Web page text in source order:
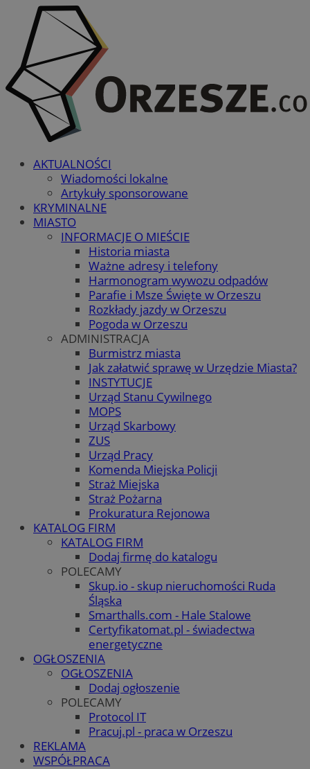
AKTUALNOŚCI
Wiadomości lokalne
Artykuły sponsorowane
KRYMINALNE
MIASTO
INFORMACJE O MIEŚCIE
Historia miasta
Ważne adresy i telefony
Harmonogram wywozu odpadów
Parafie i Msze Święte w Orzeszu
Rozkłady jazdy w Orzeszu
Pogoda w Orzeszu
ADMINISTRACJA
Burmistrz miasta
Jak załatwić sprawę w Urzędzie Miasta?
INSTYTUCJE
Urząd Stanu Cywilnego
MOPS
Urząd Skarbowy
ZUS
Urząd Pracy
Komenda Miejska Policji
Straż Miejska
Straż Pożarna
Prokuratura Rejonowa
KATALOG FIRM
KATALOG FIRM
Dodaj firmę do katalogu
POLECAMY
Skup.io - skup nieruchomości Ruda
Śląska
Smarthalls.com - Hale Stalowe
Certyfikatomat.pl - świadectwa
energetyczne
OGŁOSZENIA
OGŁOSZENIA
Dodaj ogłoszenie
POLECAMY
Protocol IT
Pracuj.pl - praca w Orzeszu
REKLAMA
WSPÓŁPRACA